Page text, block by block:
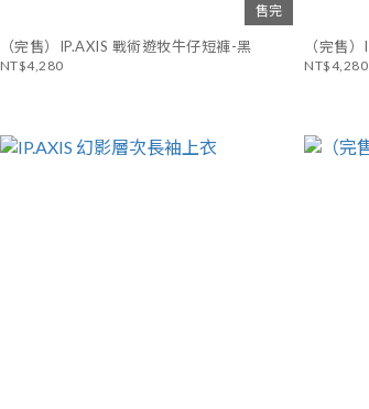
售完
（完售）IP.AXIS 戰術遊牧牛仔短褲-黑
NT$4,280 NT$4,280